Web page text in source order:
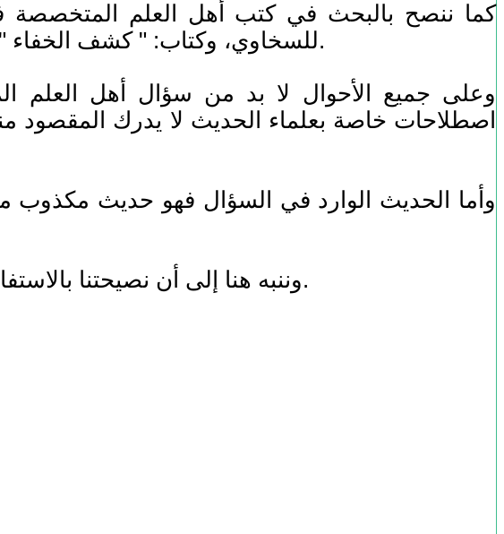
للسخاوي، وكتاب: " كشف الخفاء " للعجلوني، إذ يمكن الاطلاع عليها عبر مواقع كثيرة في الإنترنت والحمد لله.
وعلى جميع الأحوال لا بد من سؤال أهل العلم
اصطلاحات خاصة بعلماء الحديث لا يدرك المقصود
وأما الحديث الوارد في السؤال فهو حديث مكذوب
وننبه هنا إلى أن نصيحتنا بالاستفادة من المواقع والكتب لا يعني موافقتنا على جميع ما ينشر فيها. والله أعلم.